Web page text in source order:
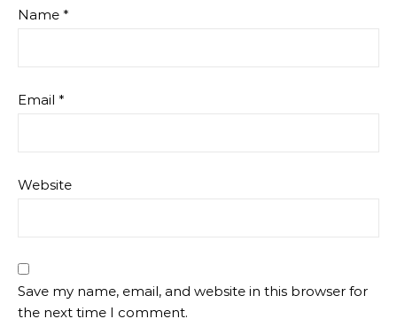
Name *
Email *
Website
Save my name, email, and website in this browser for
the next time I comment.